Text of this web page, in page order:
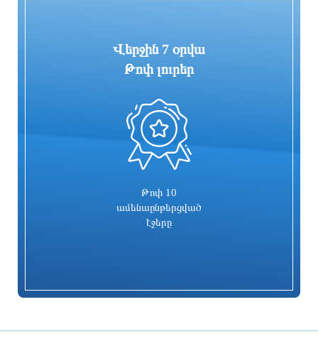
Գարեգին Բ-ի և վեց եպիսկոպոսների
ինքնաբացարկ հայտնեց. նոր
Իսրայելն արձագանքել է Թուրքիայի
Մուրադ Սիմոնյանից կբռնագանձվի 4
հունական ժողովրդական պարերի
Վերջին 7 օրվա
Թոփ լուրեր
Թոփ 10
ամենաընթերցված
էջերը